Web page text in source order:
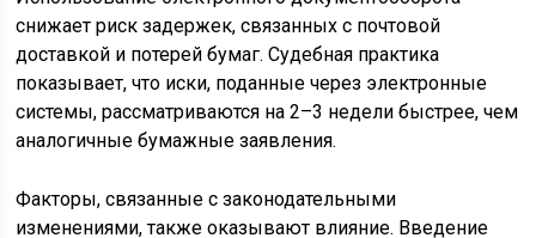
снижает риск задержек, связанных с почтовой
доставкой и потерей бумаг. Судебная практика
показывает, что иски, поданные через электронные
системы, рассматриваются на 2–3 недели быстрее, чем
аналогичные бумажные заявления.
Факторы, связанные с законодательными
изменениями, также оказывают влияние. Введение